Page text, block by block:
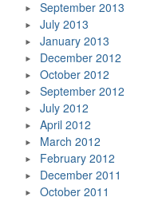
September 2013
July 2013
January 2013
December 2012
October 2012
September 2012
July 2012
April 2012
March 2012
February 2012
December 2011
October 2011